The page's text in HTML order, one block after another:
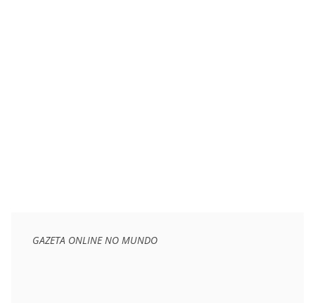
GAZETA ONLINE NO MUNDO